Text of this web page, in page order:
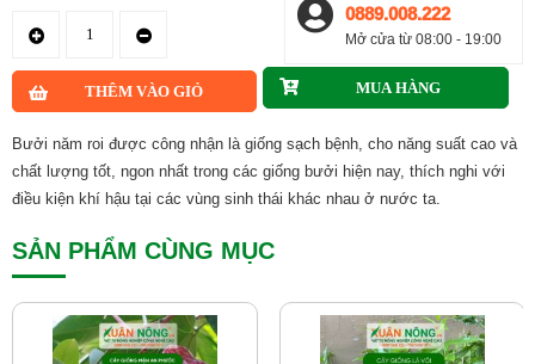
0889.008.222
Mở cửa từ 08:00 - 19:00
Bưởi năm roi được công nhận là giống sạch bệnh, cho năng suất cao và
chất lượng tốt, ngon nhất trong các giống bưởi hiện nay, thích nghi với
điều kiện khí hậu tại các vùng sinh thái khác nhau ở nước ta.
SẢN PHẨM CÙNG MỤC